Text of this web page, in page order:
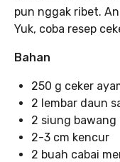
pun nggak ribet.
Yuk, coba resep
Bahan
250 g ceker
2 lembar daun
2 siung bawang
2-3 cm kencur
2 buah cabai